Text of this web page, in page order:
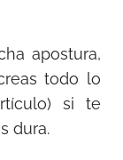
apostura,
todo lo
si te
dura.